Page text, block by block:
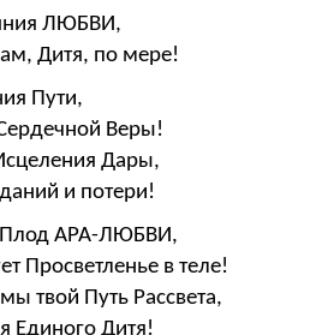
ЛЮБВИ,
Дитя, по мере!
Пути,
Веры!
Дары,
и потери!
Плод АРА-ЛЮБВИ,
Просветленье в теле!
твой Путь Рассвета,
Единого Дитя!